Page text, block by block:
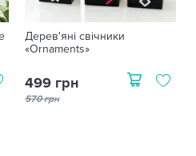
Дерев'яні свічники
«Ornaments»
499 грн
570 грн